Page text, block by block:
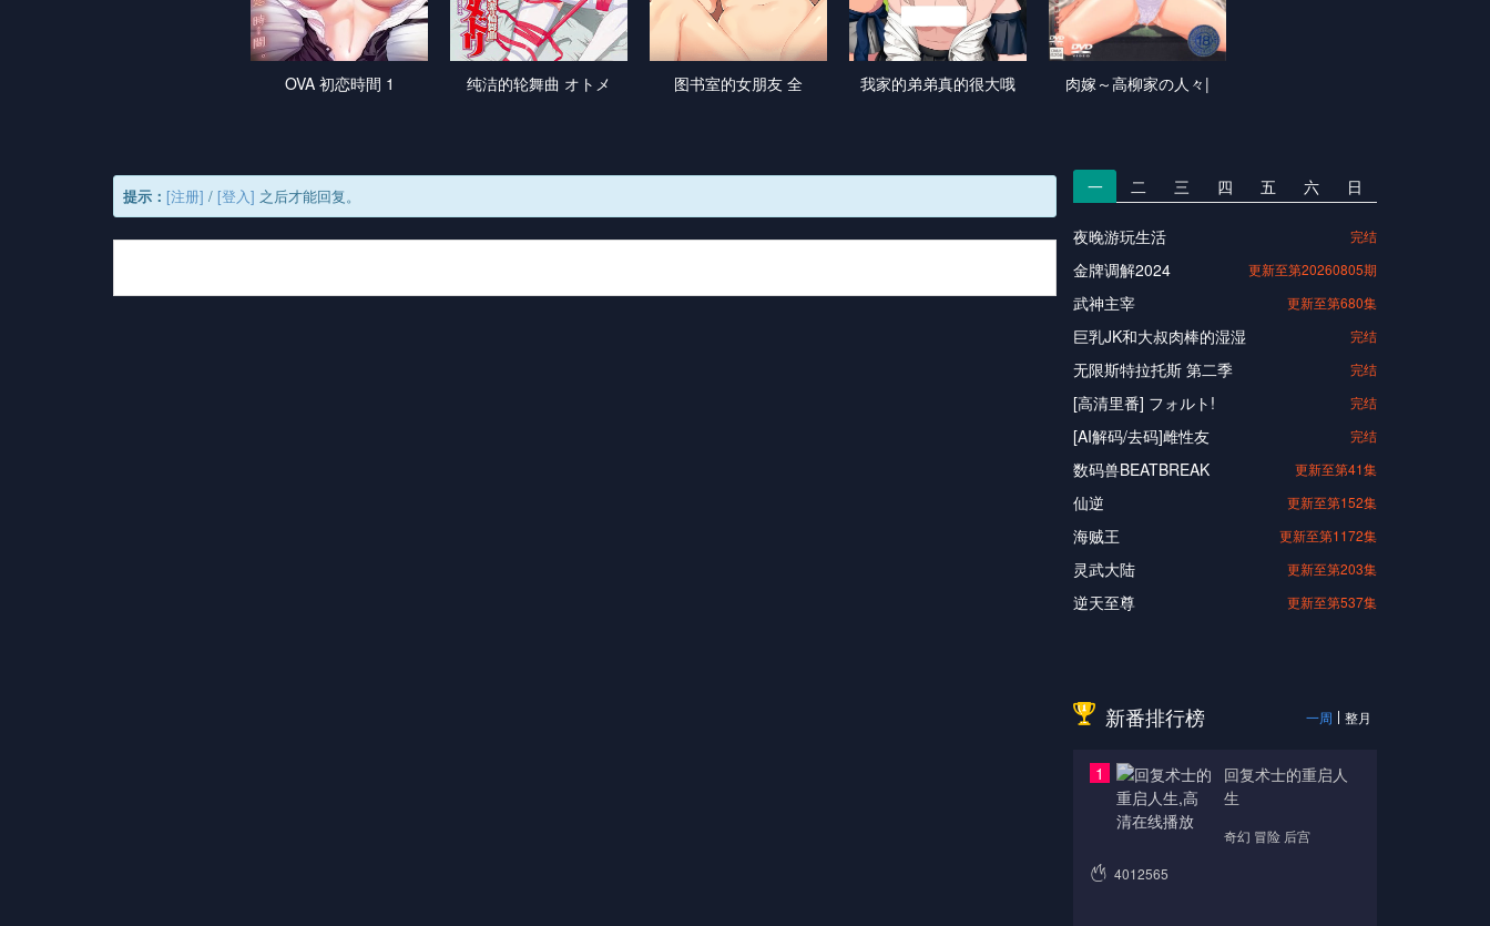
OVA 初恋時間 1 纯洁的轮舞曲 オトメ 图书室的女朋友 全 我家的弟弟真的很大哦 肉嫁～高柳家の人々|
提示： [注册] / [登入] 之后才能回复。 一 二 三 四 五 六 日
夜晚游玩生活 完结
金牌调解2024 更新至第20260805期
武神主宰 更新至第680集
巨乳JK和大叔肉棒的湿湿 完结
无限斯特拉托斯 第二季 完结
[高清里番] フォルト! 完结
[AI解码/去码]雌性友 完结
数码兽BEATBREAK 更新至第41集
仙逆 更新至第152集
海贼王 更新至第1172集
灵武大陆 更新至第203集
逆天至尊 更新至第537集
新番排行榜 一周 整月
1
回复术士的重启人
生
奇幻 冒险 后宫
4012565